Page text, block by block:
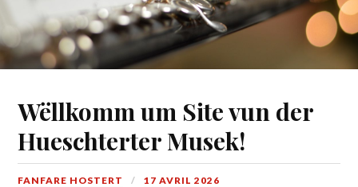
Wëllkomm um Site vun der
Hueschterter Musek!
FANFARE HOSTERT 17 AVRIL 2026